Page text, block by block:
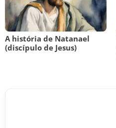
A história de Natanael
(discípulo de Jesus)